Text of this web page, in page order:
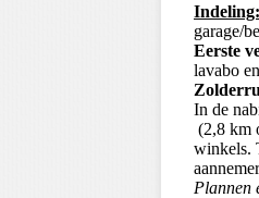
Indeling:
garage/
Eerste
lavabo
In de
(2,8 km
winkels.
Plannen